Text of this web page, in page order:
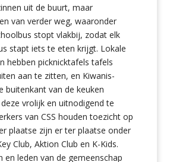
uit de buurt, maar
van verder weg, waaronder
stopt vlakbij, zodat elk
stapt iets te eten krijgt. Lokale
hebben picknicktafelstafels
aan te zitten, en Kiwanis-
buitenkant van de keuken
vrolijk en uitnodigend te
van CSS houden toezicht op
plaatse zijn er ter plaatse onder
Club, Aktion Club en K-Kids.
en leden van de gemeenschap